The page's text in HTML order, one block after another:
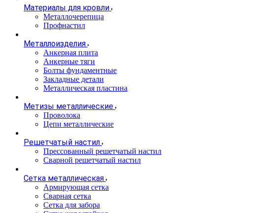
Материалы для кровли
Металлочерепица
Профнастил
Металлоизделия
Анкерная плита
Анкерные тяги
Болты фундаментные
Закладные детали
Металлическая пластина
Метизы металлические
Проволока
Цепи металлические
Решетчатый настил
Прессованный решетчатый настил
Сварной решетчатый настил
Сетка металлическая
Армирующая сетка
Сварная сетка
Сетка для забора